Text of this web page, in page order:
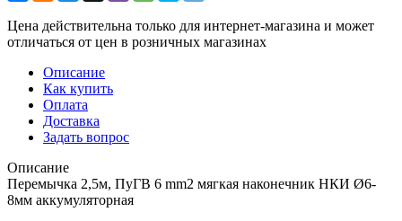
Цена действительна только для интернет-магазина и может
отличаться от цен в розничных магазинах
Описание
Как купить
Оплата
Доставка
Задать вопрос
Описание
Перемычка 2,5м, ПуГВ 6 mm2 мягкая наконечник НКИ Ø6-
8мм аккумуляторная